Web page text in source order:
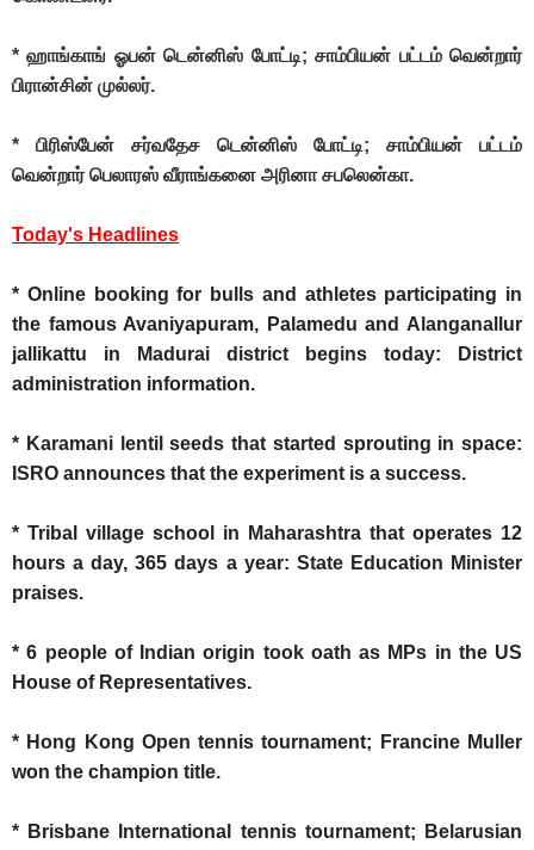
* ஹாங்காங் ஓபன் டென்னிஸ் போட்டி; சாம்பியன் பட்டம் வென்றார்
பிரான்சின் முல்லர்.
* பிரிஸ்பேன் சர்வதேச டென்னிஸ் போட்டி; சாம்பியன் பட்டம்
வென்றார் பெலாரஸ் வீராங்கனை அரினா சபலென்கா.
Today's Headlines
* Online booking for bulls and athletes participating in
the famous Avaniyapuram, Palamedu and Alanganallur
jallikattu in Madurai district begins today: District
administration information.
* Karamani lentil seeds that started sprouting in space:
ISRO announces that the experiment is a success.
* Tribal village school in Maharashtra that operates 12
hours a day, 365 days a year: State Education Minister
praises.
* 6 people of Indian origin took oath as MPs in the US
House of Representatives.
* Hong Kong Open tennis tournament; Francine Muller
won the champion title.
* Brisbane International tennis tournament; Belarusian